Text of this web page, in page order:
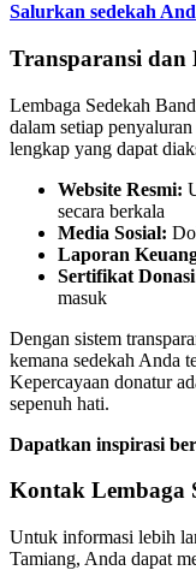
Salurkan sedekah
Transparansi
Lembaga Sedekah
dalam setiap
lengkap yang dapat
Website Resmi:
secara berkala
Media Sosial:
Laporan
Sertifikat
masuk
Dengan sistem
kemana sedekah Anda
Kepercayaan donatur
sepenuh hati.
Dapatkan inspirasi
Kontak Lembaga
Untuk informasi lebih
Tamiang, Anda dapat